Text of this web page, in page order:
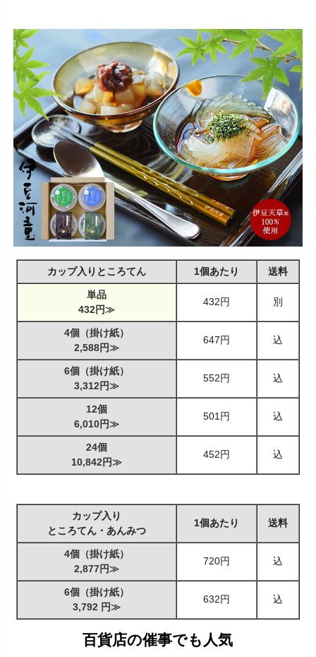
カップ入りところてん 1個あたり 送料
単品
432円≫
432円 別
4個（掛け紙）
2,588円≫
647円 込
6個（掛け紙）
3,312円≫
552円 込
12個
6,010円≫
501円 込
24個
10,842円≫
452円 込
カップ入り
ところてん・あんみつ
1個あたり 送料
4個（掛け紙）
2,877円≫
720円 込
6個（掛け紙）
3,792 円≫
632円 込
百貨店の催事でも人気